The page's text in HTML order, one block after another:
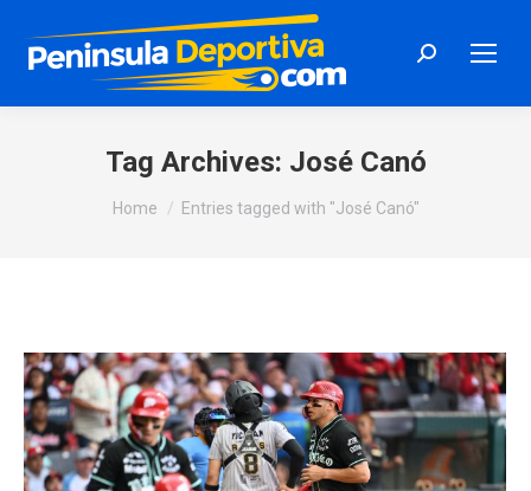
Search:
Tag Archives: José Canó
You are here:
Home Entries tagged with "José Canó"